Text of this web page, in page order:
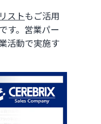
ストもご活用
す。営業パー
活動で実施す